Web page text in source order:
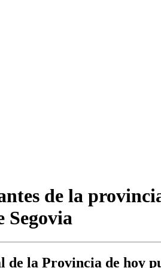
de la
Segovia
la Provincia de hoy